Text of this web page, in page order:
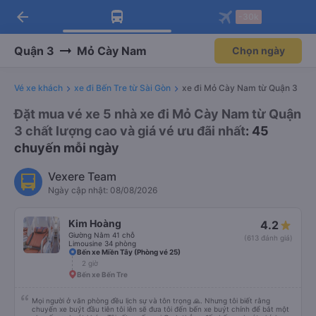
Tải app Vexere ngay!
Nhận ưu đãi thành viên độc
Mở app
Tải app Vexere
-30k/ghế khi đặt vé máy bay qua
Mở app
arrow_back
Quận 3 Mỏ Cày Nam Chọn ngày
Vé xe khách xe đi Bến Tre từ Sài Gòn xe đi Mỏ Cày Nam từ Quận 3
Đặt mua vé xe 5 nhà xe đi Mỏ Cày Nam từ Quận
3 chất lượng cao và giá vé ưu đãi nhất: 45
chuyến mỗi ngày
Vexere Team
Ngày cập nhật: 08/08/2026
Kim Hoàng
Giường Nằm 41 chỗ
Limousine 34 phòng
4.2
(613 đánh giá)
Bến xe Miền Tây (Phòng vé 25)
2 giờ
Bến xe Bến Tre
Mọi người ở văn phòng đều lịch sự và tôn trọng 🙏. Nhưng tôi biết rằng
chuyến xe buýt đầu tiên tôi lên sẽ đưa tôi đến bến xe buýt chính để bắt một